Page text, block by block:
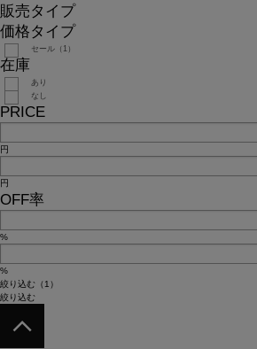
販売タイプ
価格タイプ
セール（1）
在庫
あり
なし
PRICE
円
円
OFF率
%
%
絞り込む（1）
絞り込む